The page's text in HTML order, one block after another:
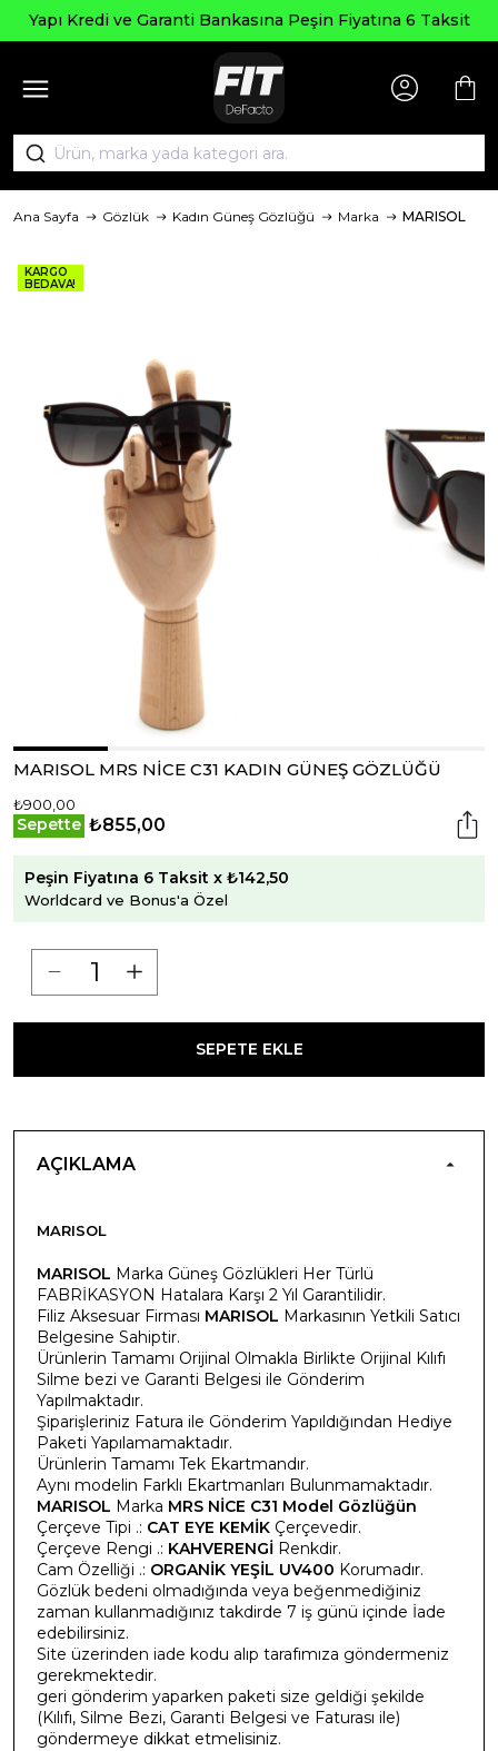
Yapı Kredi ve Garanti Bankasına Peşin Fiyatına 6 Taksit
Ana Sayfa Gözlük Kadın Güneş Gözlüğü Marka MARISOL
KARGO
BEDAVA!
MARISOL MRS NİCE C31 KADIN GÜNEŞ GÖZLÜĞÜ
₺900,00
Sepette ₺855,00
Peşin Fiyatına 6 Taksit x ₺142,50
Worldcard ve Bonus'a Özel
SEPETE EKLE
AÇIKLAMA
MARISOL
MARISOL Marka Güneş Gözlükleri Her Türlü
FABRİKASYON Hatalara Karşı 2 Yıl Garantilidir.
Filiz Aksesuar Firması MARISOL Markasının Yetkili Satıcı
Belgesine Sahiptir.
Ürünlerin Tamamı Orijinal Olmakla Birlikte Orijinal Kılıfı
Silme bezi ve Garanti Belgesi ile Gönderim
Yapılmaktadır.
Şiparişleriniz Fatura ile Gönderim Yapıldığından Hediye
Paketi Yapılamamaktadır.
Ürünlerin Tamamı Tek Ekartmandır.
Aynı modelin Farklı Ekartmanları Bulunmamaktadır.
MARISOL Marka MRS NİCE C31 Model Gözlüğün
Çerçeve Tipi .: CAT EYE KEMİK Çerçevedir.
Çerçeve Rengi .: KAHVERENGİ Renkdir.
Cam Özelliği .: ORGANİK YEŞİL UV400 Korumadır.
Gözlük bedeni olmadığında veya beğenmediğiniz
zaman kullanmadığınız takdirde 7 iş günü içinde İade
edebilirsiniz.
Site üzerinden iade kodu alıp tarafımıza göndermeniz
gerekmektedir.
geri gönderim yaparken paketi size geldiği şekilde
(Kılıfı, Silme Bezi, Garanti Belgesi ve Faturası ile)
göndermeye dikkat etmelisiniz.